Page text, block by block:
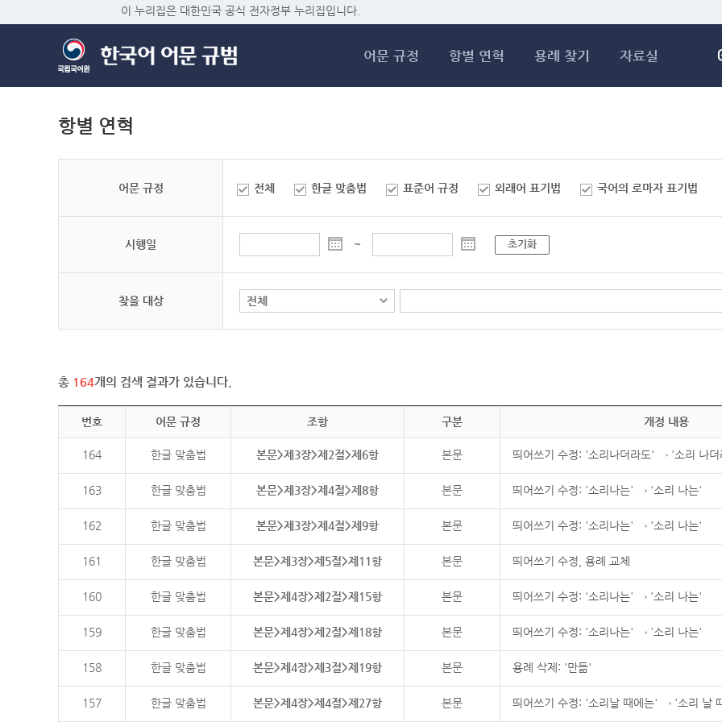
이 누리집은 대한민국 공식 전자정부 누리집입니다.
어문 규정 항별 연혁 용례 찾기 자료실
항별 연혁
어문 규정 전체 한글 맞춤법 표준어 규정 외래어 표기법 국어의 로마자 표기법
시행일 ~ 초기화
찾을 대상
총 164개의 검색 결과가 있습니다.
번호 어문 규정 조항 구분 개정 내용
164 한글 맞춤법 본문>제3장>제2절>제6항 본문 띄어쓰기 수정: '소리나더라도' → '소리 나더
163 한글 맞춤법 본문>제3장>제4절>제8항 본문 띄어쓰기 수정: '소리나는' → '소리 나는'
162 한글 맞춤법 본문>제3장>제4절>제9항 본문 띄어쓰기 수정: '소리나는' → '소리 나는'
161 한글 맞춤법 본문>제3장>제5절>제11항 본문 띄어쓰기 수정, 용례 교체
160 한글 맞춤법 본문>제4장>제2절>제15항 본문 띄어쓰기 수정: '소리나는' → '소리 나는'
159 한글 맞춤법 본문>제4장>제2절>제18항 본문 띄어쓰기 수정: '소리나는' → '소리 나는'
158 한글 맞춤법 본문>제4장>제3절>제19항 본문 용례 삭제: '만듦'
157 한글 맞춤법 본문>제4장>제4절>제27항 본문 띄어쓰기 수정: '소리날 때에는' → '소리 날